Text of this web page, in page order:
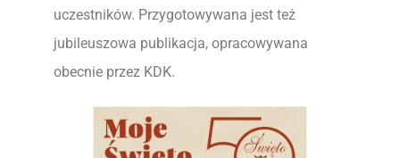
uczestników. Przygotowywana jest też
jubileuszowa publikacja, opracowywana
obecnie przez KDK.